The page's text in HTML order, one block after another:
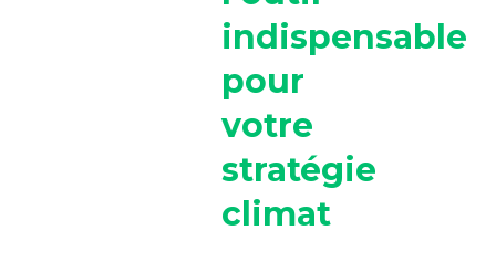
indispensable
pour
votre
stratégie
climat